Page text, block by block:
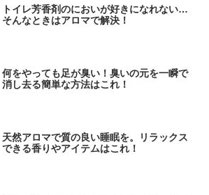
トイレ芳香剤のにおいが好きになれない…
そんなときはアロマで解決！
何をやっても足が臭い！臭いの元を一瞬で
消し去る簡単な方法はこれ！
天然アロマで質の良い睡眠を。リラックス
できる香りやアイテムはこれ！